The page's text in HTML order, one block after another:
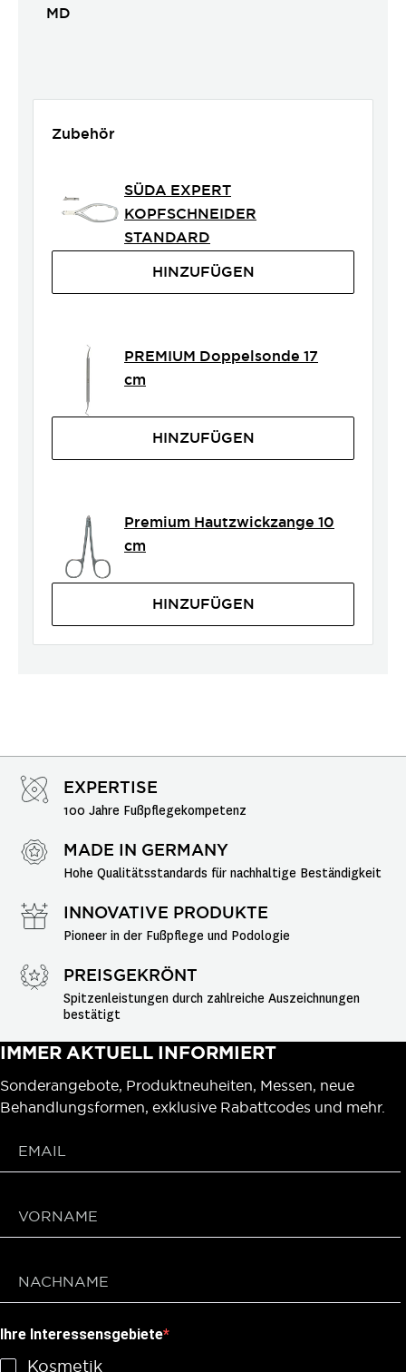
MD
Zubehör
SÜDA EXPERT
KOPFSCHNEIDER
STANDARD
HINZUFÜGEN
PREMIUM Doppelsonde 17
cm
HINZUFÜGEN
Premium Hautzwickzange 10
cm
HINZUFÜGEN
EXPERTISE
100 Jahre Fußpflegekompetenz
MADE IN GERMANY
Hohe Qualitätsstandards für nachhaltige Beständigkeit
INNOVATIVE PRODUKTE
Pioneer in der Fußpflege und Podologie
PREISGEKRÖNT
Spitzenleistungen durch zahlreiche Auszeichnungen
bestätigt
IMMER AKTUELL INFORMIERT
Sonderangebote, Produktneuheiten, Messen, neue
Behandlungsformen, exklusive Rabattcodes und mehr.
Ihre Interessensgebiete
Kosmetik